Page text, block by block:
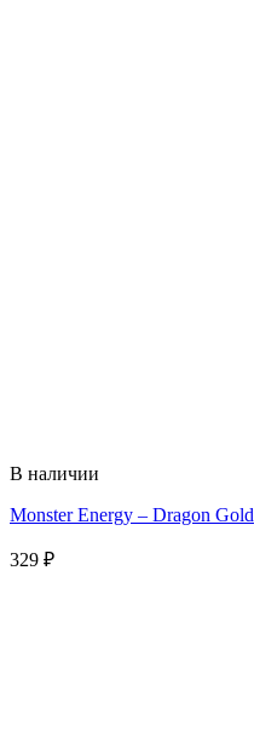
В наличии
Monster Energy – Dragon Gold
329 ₽